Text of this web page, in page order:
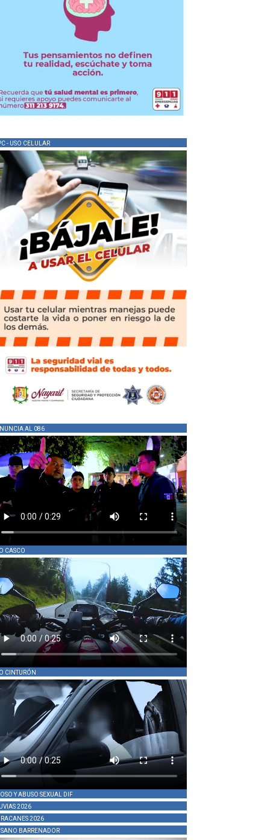
- USO CELULAR
AL 086
CASCO
CINTURÓN
Y ABUSO SEXUAL DIF
2026
2026
BARRENADOR